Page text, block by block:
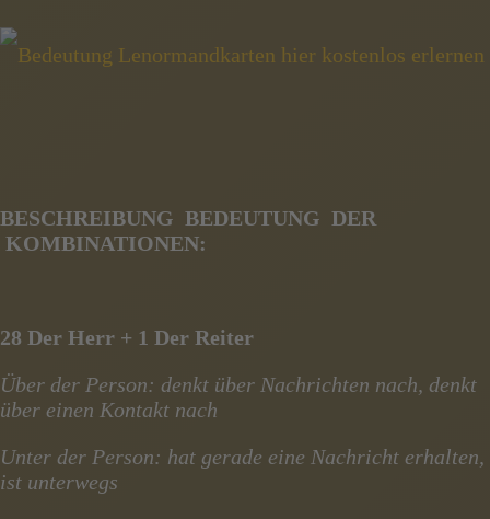
BESCHREIBUNG BEDEUTUNG DER
KOMBINATIONEN:
28 Der Herr + 1 Der Reiter
Über der Person: denkt über Nachrichten nach, denkt
über einen Kontakt nach
Unter der Person: hat gerade eine Nachricht erhalten,
ist unterwegs